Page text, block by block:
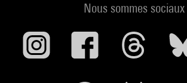
Nous sommes sociaux